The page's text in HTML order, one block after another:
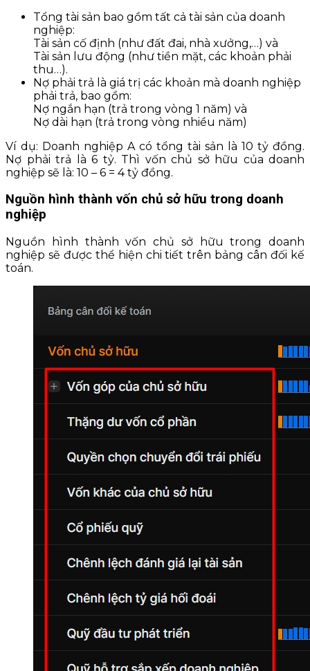
Tổng tài sản bao gồm tất cả tài sản của doanh
nghiệp:
Tài sản cố định (như đất đai, nhà xưởng,…) và
Tài sản lưu động (như tiền mặt, các khoản phải
thu…).
Nợ phải trả là giá trị các khoản mà doanh nghiệp
phải trả, bao gồm:
Nợ ngắn hạn (trả trong vòng 1 năm) và
Nợ dài hạn (trả trong vòng nhiều năm)
Ví dụ: Doanh nghiệp A có tổng tài sản là 10 tỷ đồng.
Nợ phải trả là 6 tỷ. Thì vốn chủ sở hữu của doanh
nghiệp sẽ là: 10 – 6 = 4 tỷ đồng.
Nguồn hình thành vốn chủ sở hữu trong doanh
nghiệp
Nguồn hình thành vốn chủ sở hữu trong doanh
nghiệp sẽ được thể hiện chi tiết trên bảng cân đối kế
toán.